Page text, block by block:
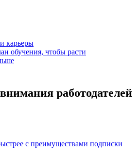
карьеры
обучения, чтобы расти
работодателей
с преимуществами подписки